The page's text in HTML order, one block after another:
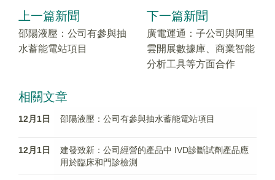
上一篇新聞
邵陽液壓：公司有參與抽
水蓄能電站項目
下一篇新聞
廣電運通：子公司與阿里
雲開展數據庫、商業智能
分析工具等方面合作
相關文章
12月1日 邵陽液壓：公司有參與抽水蓄能電站項目
12月1日
建發致新：公司經營的產品中 IVD診斷試劑產品應
用於臨床和門診檢測